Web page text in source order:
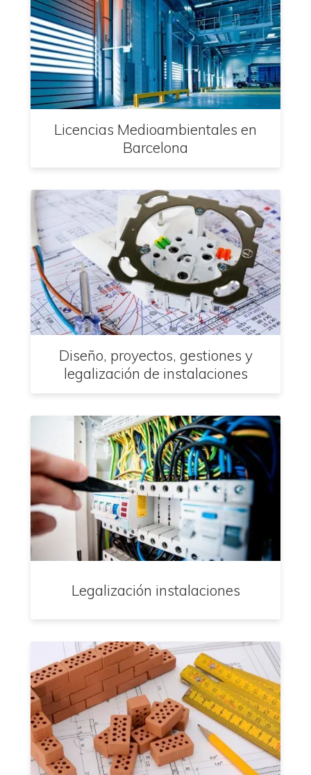
Licencias Medioambientales en
Barcelona
Diseño, proyectos, gestiones y
legalización de instalaciones
Legalización instalaciones